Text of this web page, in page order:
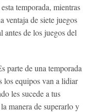
temporada, mientras
ventaja de siete juegos
de los juegos del
parte de una temporada
los equipos van a lidiar
les sucede a tus
manera de superarlo y